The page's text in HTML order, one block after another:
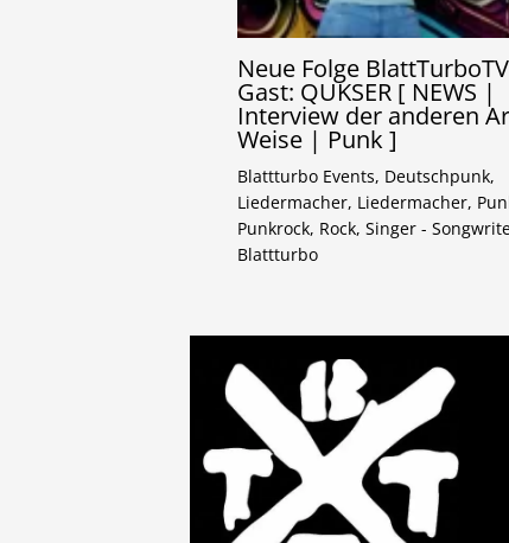
Neue Folge
Gast: QUKSER [ NEWS |
Interview der anderen
Weise | Punk ]
Blattturbo Events, Deutschpunk,
Liedermacher, Liedermacher,
Punkrock, Rock, Singer -
Blattturbo